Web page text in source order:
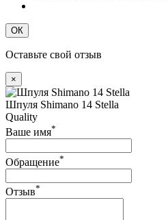
ОК
Оставьте свой отзыв
×
Шпуля Shimano 14 Stella
Quality
Ваше имя*
Обращение*
Отзыв*